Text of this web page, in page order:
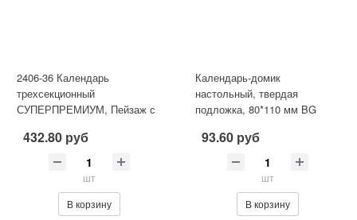
2406-36 Календарь
трехсекционный
СУПЕРПРЕМИУМ, Пейзаж с
432.80 руб
шт
В корзину
Календарь-домик
настольный, твердая
подложка, 80*110 мм BG
2026г.
93.60 руб
шт
В корзину